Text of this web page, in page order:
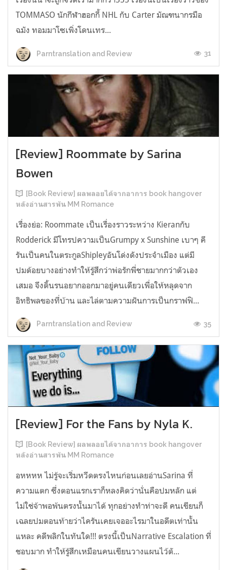
TOMMASO นักกีฬาฮอกกี้ NHL กับ Carter มัณฑนากรมือ
ฉมัง ทอมมาโซเพิ่งโดนเทร...
Parntranslation and Review 31
[Review] Roommate by Sarina
Bowen
[Book Review] ผลพลอยได้จากอาการ book hangover
หลังอ่านสารพัน MM Romance
เรื่องย่อ: Roommate เป็นเรื่องราวระหว่าง Kieranกับ
Rodderick มีโทรปความเป็นGrumpy x Sunshine เบาๆ คี
รันเป็นคนในตระกูลShipleyอันโด่งดังประจำเมือง แต่มี
ปมด้อยบางอย่างทำให้รู้สึกว่าพ่อรักพี่ชายมากกว่าตัวเอง
เสมอ จึงดิ้นรนอยากออกมาอยู่คนเดียวเพื่อให้หลุดจาก
อิทธิพลของที่บ้าน และไล่ตามความฝันการเป็นกราฟฟิ...
Parntranslation and Review 35
[Review] For the Fans by Nyla K.
[Book Review] ผลพลอยได้จากอาการ book hangover
หลังอ่านสารพัน MM Romance
อหหหห ไม่รู้จะเริ่มหวีดตรงไหนก่อนเลยอ่านSarina ที่
ความแตก ซึ่งตอนแรกเราก็หลงคิดว่านั่นคือปมหลัก แต่
ไม่ใช่จ้าพอพ้นตรงนั้นมาได้ ทุกอย่างทำท่าจะดี คนเขียนก็
เฉลยปมตอนท้ายว่าไครันเคยเจออะไรมาในอดีตเท่านั้น
แหละ คดีพลิกในทันใด!!! ตรงนี้เป็นNarrative Escalation ที่
ชอบมาก ทำให้รู้สึกเหมือนคนเขียนวางแผนไว้ตั...